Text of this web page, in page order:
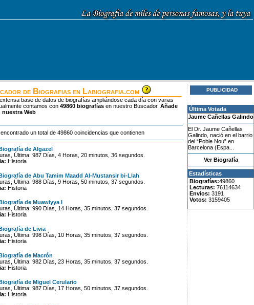
de Biografias en Labiografia.com
base de datos de biografías ampliándose cada día con varias
contamos con 49860 biografías en nuestro Buscador. Añade
nuestra Web
un total de 49860 coincidencias que contienen
de Algazel
Última: 987 Días, 4 Horas, 20 minutos, 36 segundos.
Historia
de Abu Tamim Maadd Al-Mustansir bi-Llah
Última: 988 Días, 9 Horas, 50 minutos, 37 segundos.
Historia
de Muawiyya I
Última: 990 Días, 14 Horas, 35 minutos, 37 segundos.
Historia
de Livia
Última: 998 Días, 10 Horas, 35 minutos, 37 segundos.
Historia
de Macrón
Última: 982 Días, 23 Horas, 35 minutos, 37 segundos.
Historia
de Miguel Cerulario
Última: 987 Días, 17 Horas, 50 minutos, 37 segundos.
Historia
PUBLICIDAD
Última Votada
Jaume Cañellas Galindo
El Dr. Jaume Cañellas
Galindo, nació en el barrio
del “Poble Nou” en
Barcelona (Espa...
Ver Biografía
Estadísticas
Biografías:49860
Lecturas: 76114634
Envios: 3191
Votos: 3159405